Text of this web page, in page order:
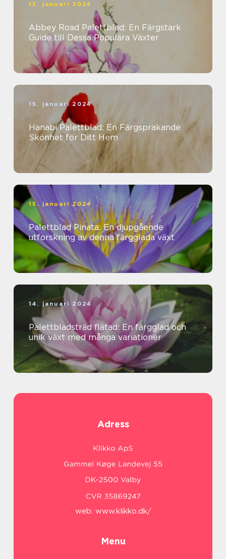
15. januari 2024
Abbey Road Palettblad: En Färgstark
Guide till Dessa Populära Växter
15. januari 2024
Hanabi Palettblad: En Färgsprakande
Skönhet för Ditt Hem
15. januari 2024
Palettblad Pinata: En djupgående
utforskning av denna färgglada växt
14. januari 2024
Palettbladsträd flätad: En färgglad och
unik växt med många variationer
Adress
web: www.klikko.dk/
Menu